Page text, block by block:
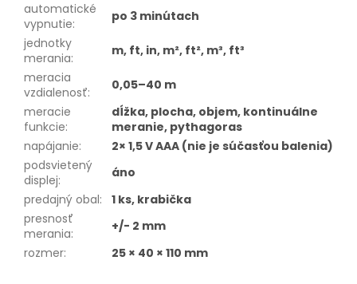
automatické
vypnutie:
po 3 minútach
jednotky
merania:
m, ft, in, m², ft², m³, ft³
meracia
vzdialenosť:
0,05–40 m
meracie
funkcie:
dĺžka, plocha, objem, kontinuálne
meranie, pythagoras
napájanie:
2× 1,5 V AAA (nie je súčasťou balenia)
podsvietený
displej:
áno
predajný obal:
1 ks, krabička
presnosť
merania:
+/- 2 mm
rozmer: 25 × 40 × 110 mm